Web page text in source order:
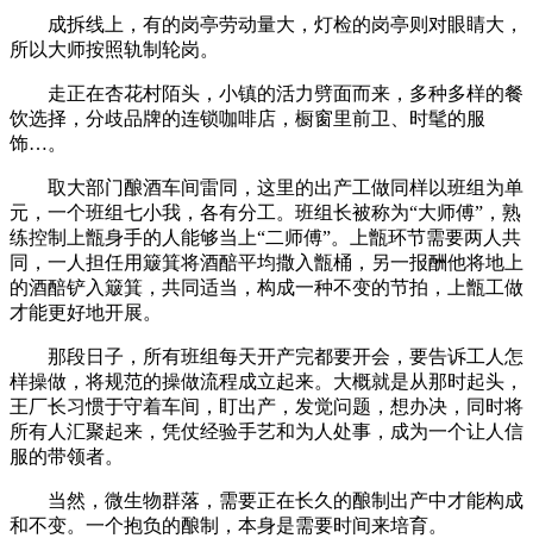
成拆线上，有的岗亭劳动量大，灯检的岗亭则对眼睛大，
所以大师按照轨制轮岗。
走正在杏花村陌头，小镇的活力劈面而来，多种多样的餐
饮选择，分歧品牌的连锁咖啡店，橱窗里前卫、时髦的服
饰…。
取大部门酿酒车间雷同，这里的出产工做同样以班组为单
元，一个班组七小我，各有分工。班组长被称为“大师傅”，熟
练控制上甑身手的人能够当上“二师傅”。上甑环节需要两人共
同，一人担任用簸箕将酒醅平均撒入甑桶，另一报酬他将地上
的酒醅铲入簸箕，共同适当，构成一种不变的节拍，上甑工做
才能更好地开展。
那段日子，所有班组每天开产完都要开会，要告诉工人怎
样操做，将规范的操做流程成立起来。大概就是从那时起头，
王厂长习惯于守着车间，盯出产，发觉问题，想办决，同时将
所有人汇聚起来，凭仗经验手艺和为人处事，成为一个让人信
服的带领者。
当然，微生物群落，需要正在长久的酿制出产中才能构成
和不变。一个抱负的酿制，本身是需要时间来培育。